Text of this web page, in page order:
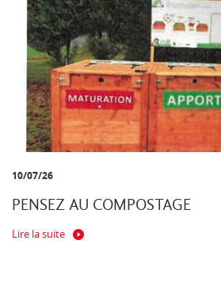
10/07/26
PENSEZ AU COMPOSTAGE
Lire la suite